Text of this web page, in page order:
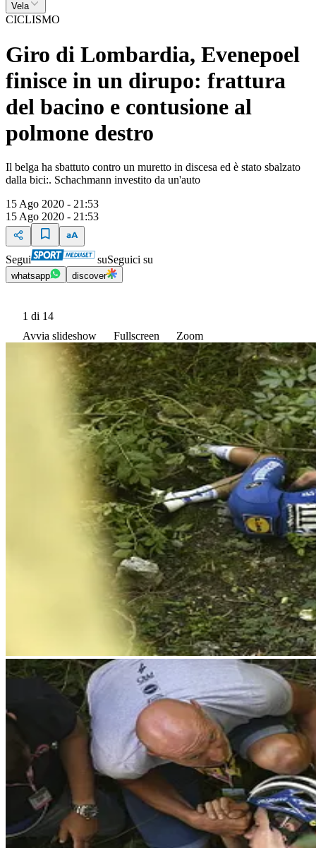
Vela
CICLISMO
Giro di Lombardia, Evenepoel
finisce in un dirupo: frattura
del bacino e contusione al
polmone destro
Il belga ha sbattuto contro un muretto in discesa ed è stato sbalzato
dalla bici:. Schachmann investito da un'auto
15 Ago 2020 - 21:53
15 Ago 2020 - 21:53
Segui suSeguici su
whatsapp discover
1 di 14
Avvia slideshow
Fullscreen Zoom